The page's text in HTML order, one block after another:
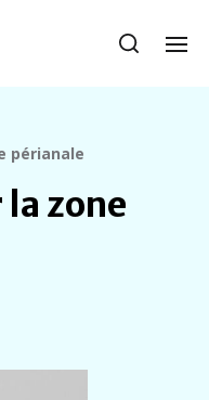
périanale
zone